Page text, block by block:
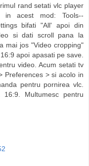
rand setati vlc player
acest mod: Tools--
bifati "All' apoi din
si dati scroll pana la
mai jos "Video cropping"
apoi apasati pe save.
video. Acum setati tv
Preferences > si acolo in
pentru pornirea vlc.
Multumesc pentru